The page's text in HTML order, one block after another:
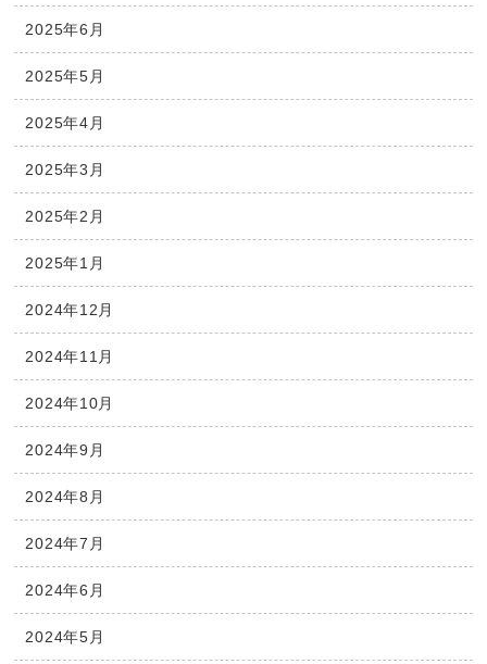
2025年6月
2025年5月
2025年4月
2025年3月
2025年2月
2025年1月
2024年12月
2024年11月
2024年10月
2024年9月
2024年8月
2024年7月
2024年6月
2024年5月